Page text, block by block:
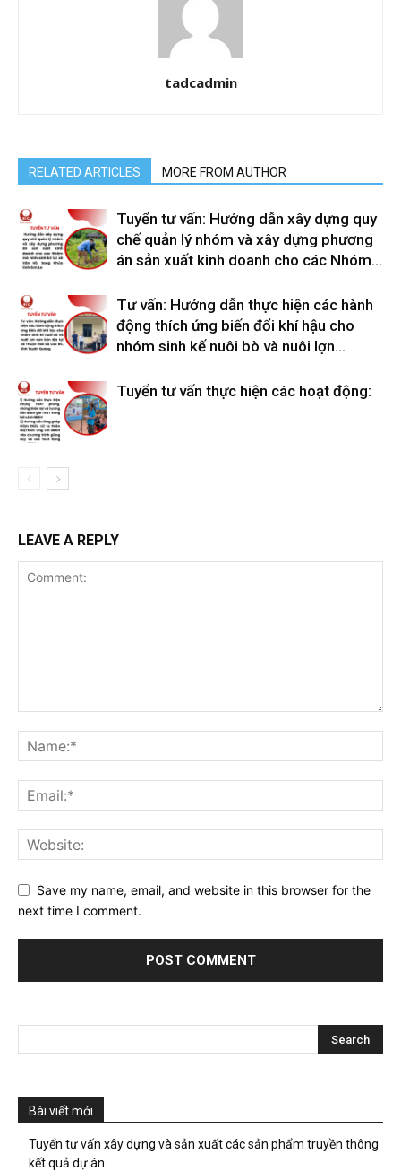
tadcadmin
RELATED ARTICLES MORE FROM AUTHOR
Tuyển tư vấn: Hướng dẫn xây dựng quy
chế quản lý nhóm và xây dựng phương
án sản xuất kinh doanh cho các Nhóm...
Tư vấn: Hướng dẫn thực hiện các hành
động thích ứng biến đổi khí hậu cho
nhóm sinh kế nuôi bò và nuôi lợn...
Tuyển tư vấn thực hiện các hoạt động:
LEAVE A REPLY
Save my name, email, and website in this browser for the
next time I comment.
Bài viết mới
Tuyển tư vấn xây dựng và sản xuất các sản phẩm truyền thông
kết quả dự án